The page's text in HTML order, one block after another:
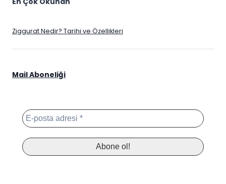
Ziggurat Nedir? Tarihi ve Özellikleri
Mail Aboneliği